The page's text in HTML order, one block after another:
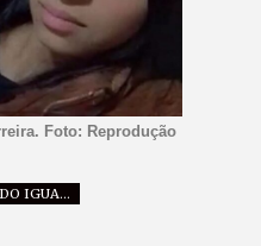
Foto: Reprodução
RIO BONITO DO IGUAÇU